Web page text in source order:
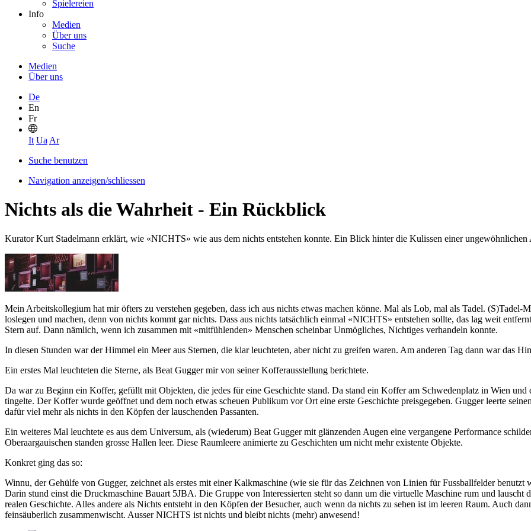
Spielereien
Info
Medien
Über uns
Suche
Medien
Über uns
De
En
Fr
It Ua Ar
Suche benutzen
Navigation anzeigen/schliessen
Nichts als die Wahrheit - Ein Rückblick
Kurator Kurt Stadelmann erklärt, wie «NICHTS» wie aus dem nichts entstehen konnte. Ein Blick hinter die Kulissen einer
Mein Arbeitskollegium hat mir öfters zu verstehen gegeben, dass ich aus nichts etwas machen könne. Mal als Lob, mal als Tadel. (S)Tadel-
loslegen und machen, denn von nichts kommt gar nichts. Dass aus nichts tatsächlich einmal «NICHTS» entstehen sollte, das lag weit
Stern auf. Dann nämlich, wenn ich zusammen mit «mitfühlenden» Menschen scheinbar Unmögliches, Nichtiges verhandeln konnte.
In diesen Stunden war der Himmel ein Meer aus Sternen, die klar leuchteten, aber nicht zu greifen waren. Am anderen Tag dann war das
Ein erstes Mal leuchteten die Sterne, als Beat Gugger mir von seiner Kofferausstellung berichtete.
Da war zu Beginn ein Koffer, gefüllt mit Objekten, die jedes für eine Geschichte stand. Da stand ein Koffer am Schwedenplatz in Wien und
tingelte. Der Koffer wurde geöffnet und dem noch etwas scheuen Publikum vor Ort eine erste Geschichte preisgegeben. Gugger leerte
dafür viel mehr als nichts in den Köpfen der lauschenden Passanten.
Ein weiteres Mal leuchtete es aus dem Universum, als (wiederum) Beat Gugger mit glänzenden Augen eine vergangene Performance
Oberaargauischen standen grosse Hallen leer. Diese Raumleere animierte zu Geschichten um nicht mehr existente Objekte.
Konkret ging das so:
Winnu, der Gehülfe von Gugger, zeichnet als erstes mit einer Kalkmaschine (wie sie für das Zeichnen von Linien für Fussballfelder benutzt
Darin stund einst die Druckmaschine Bauart 5JBA. Die Gruppe von Interessierten steht so dann um die virtuelle Maschine rum und lauscht
realen Geschichte. Alles andere als Nichts entsteht in den Köpfen der Besucher, auch wenn da nichts zu sehen ist im leeren Raum. Auch
feinsäuberlich zusammenwischt. Ausser NICHTS ist nichts und bleibt nichts (mehr) anwesend!